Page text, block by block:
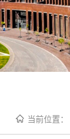
当前位置：